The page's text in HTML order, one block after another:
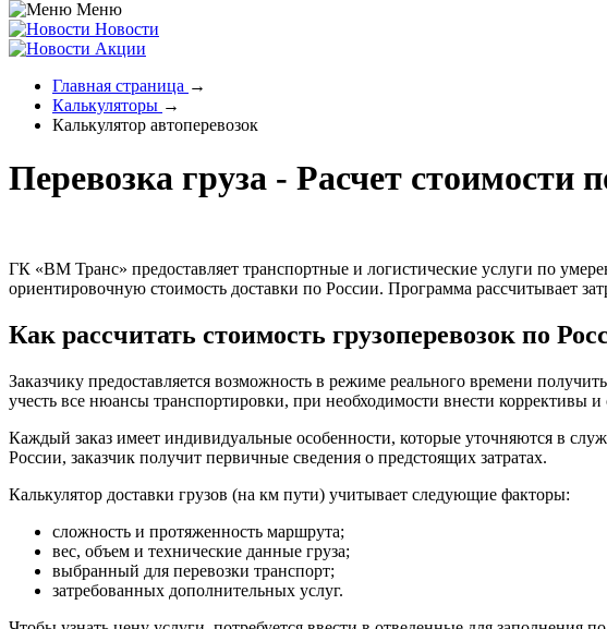
Меню
Новости
Акции
Главная страница →
Калькуляторы →
Калькулятор автоперевозок
Перевозка груза - Расчет стоимости
ГК «ВМ Транс» предоставляет транспортные и логистические услуги по
ориентировочную стоимость доставки по России. Программа рассчитывает
Как рассчитать стоимость грузоперевозок по
Заказчику предоставляется возможность в режиме реального времени
учесть все нюансы транспортировки, при необходимости внести коррективы и
Каждый заказ имеет индивидуальные особенности, которые уточняются в
России, заказчик получит первичные сведения о предстоящих затратах.
Калькулятор доставки грузов (на км пути) учитывает следующие факторы:
сложность и протяженность маршрута;
вес, объем и технические данные груза;
выбранный для перевозки транспорт;
затребованных дополнительных услуг.